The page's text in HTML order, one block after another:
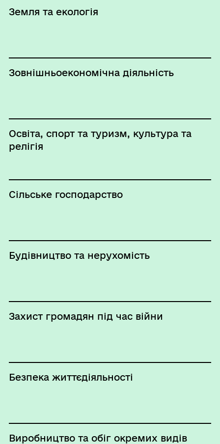
Земля та екологія
Зовнішньоекономічна діяльність
Освіта, спорт та туризм, культура та
релігія
Сільське господарство
Будівництво та нерухомість
Захист громадян під час війни
Безпека життєдіяльності
Виробництво та обіг окремих видів